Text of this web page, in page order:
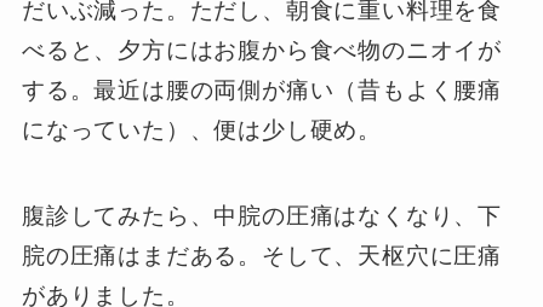
だいぶ減った。ただし、朝食に重い料理を食
べると、夕方にはお腹から食べ物のニオイが
する。最近は腰の両側が痛い（昔もよく腰痛
になっていた）、便は少し硬め。
腹診してみたら、中脘の圧痛はなくなり、下
脘の圧痛はまだある。そして、天枢穴に圧痛
がありました。